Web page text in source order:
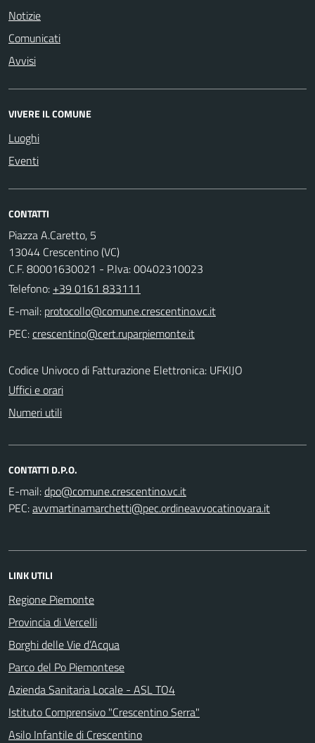
Notizie
Comunicati
Avvisi
VIVERE IL COMUNE
Luoghi
Eventi
CONTATTI
Piazza A.Caretto, 5
13044 Crescentino (VC)
C.F. 80001630021 - P.Iva: 00402310023
Telefono: +39 0161 833111
E-mail:
PEC:
Codice Univoco di Fatturazione Elettronica: UFKIJO
Uffici e orari
Numeri utili
CONTATTI D.P.O.
E-mail:
PEC:
LINK UTILI
Regione Piemonte
Provincia di Vercelli
Borghi delle Vie d’Acqua
Parco del Po Piemontese
Azienda Sanitaria Locale - ASL TO4
Istituto Comprensivo "Crescentino Serra"
Asilo Infantile di Crescentino